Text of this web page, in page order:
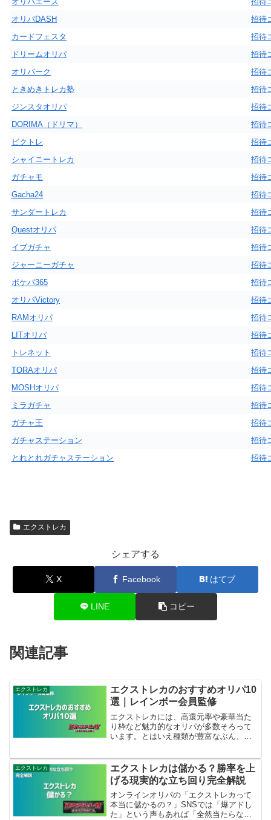
オリパDASH
招待
カードフェスタ
招待
ドリームオリパ
招待
オリパーク
招待
ときめきトレカ塾
招待
ジンスタオリパ
招待
DORIMA（ドリマ）
招待
ビクトレ
招待
シャイニートレカ
招待
ガチャモ
招待
Gacha24
招待
サンダートレカ
招待
Questオリパ
招待
イブガチャ
招待
ジャーニーガチャ
招待
ポケパ365
招待
オリパVictory
招待
RAMオリパ
招待
LITオリパ
招待
トレネット
招待
TORAオリパ
招待
MOSHオリパ
招待
ミラガチャ
招待
ガチャ王
招待
ガチャステーション
招待
とれとれガチャステーション
招待
エクストレカ
シェアする
X Facebook はてブ
LINE コピー
関連記事
エクストレカ
エクストレカのおすすめオリパ10
選｜レインボー会員監修
エクストレカには、高還元率や豪華当た
り枠など魅力的なオリパが多数そろって
います。とはいえ種類が豊富なぶん、
も多いはず。本記事では、レインボー会
員の視点から“引く価値のあ...
エクストレカ
エクストレカは儲かる？勝率を上
げる現実的な立ち回り完全解説
オンラインオリパの「エクストレカって
本当に儲かるの？」SNSでは「爆アドし
た」という声もあれば「全然当たらな